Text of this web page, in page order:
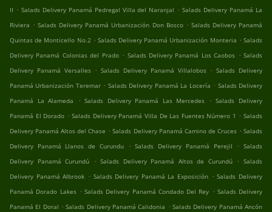
II . Salads Delivery Panamá Pedregal Villa del Naranjal . Salads Delivery Panamá La
Riviera . Salads Delivery Panamá Urbanización Don Bosco . Salads Delivery Panamá
Quintas de Monticello No.2 . Salads Delivery Panamá Urbanización Monteria . Salads
Delivery Panamá Colonias del Prado . Salads Delivery Panamá Los Caobos . Salads
Delivery Panamá Versalles . Salads Delivery Panamá Villalobos . Salads Delivery
Panamá Urbanización Teremar . Salads Delivery Panamá La Locería . Salads Delivery
Panamá La Alameda
. Salads Delivery Panamá Las Mercedes . Salads Delivery
Panamá El Dorado . Salads Delivery Panamá Villa De Las Fuentes Número 1 . Salads
Delivery Panamá Altos del Chase . Salads Delivery Panamá Camino de Cruces . Salads
Delivery Panamá Llanos de Curundu
. Salads Delivery Panamá Perejil . Salads
Delivery Panamá Curundú
. Salads Delivery Panamá Altos de Curundú . Salads
Delivery Panamá Albrook . Salads Delivery Panamá La Exposición . Salads Delivery
Panamá Dorado Lakes . Salads Delivery Panamá Condado Del Rey . Salads Delivery
Panamá El Doral . Salads Delivery Panamá Calidonia . Salads Delivery Panamá Ancón